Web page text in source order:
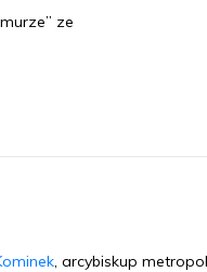
ze
, arcybiskup